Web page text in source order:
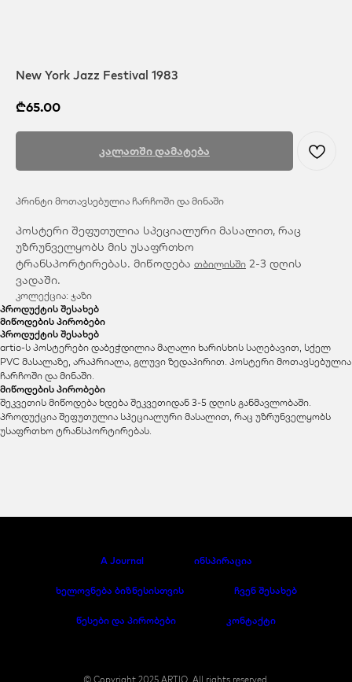
New York Jazz Festival 1983
₾65.00
კალათში დამატება
პრინტი მოთავსებულია ჩარჩოში და მინაში
პოსტერი შეფუთულია სპეციალური მასალით, რაც
უზრუნველყობს მის უსაფრთხო
ტრანსპორტირებას. მიწოდება თბილისში 2-3 დღის
ვადაში.
კოლექცია: ჯაზი
პროდუქტის შესახებ
მიწოდების პირობები
პროდუქტის შესახებ
artio-ს პოსტერები დაბეჭდილია მაღალი ხარისხის საღებავით, სქელ
PVC მასალაზე, არაპრიალა, გლუვი ზედაპირით. პოსტერი მოთავსებულია
ჩარჩოში და მინაში.
მიწოდების პირობები
შეკვეთის მიწოდება ხდება შეკვეთიდან 3-5 დღის განმავლობაში.
პროდუქცია შეფუთულია სპეციალური მასალით, რაც უზრუნველყობს
უსაფრთხო ტრანსპორტირებას.
A Journal ინსპირაცია
ხელოვნება ბიზნესისთვის ჩვენ შესახებ
წესები და პირობები კონტაქტი
© Copyright 2025 ARTIO. All rights reserved.